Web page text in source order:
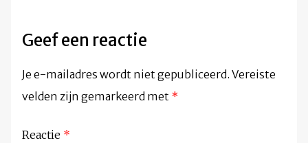
Geef een reactie
Je e-mailadres wordt niet gepubliceerd. Vereiste
velden zijn gemarkeerd met *
Reactie *